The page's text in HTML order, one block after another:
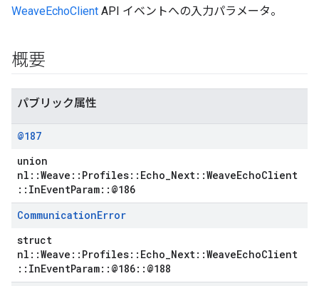
WeaveEchoClient API イベントへの入力パラメータ。
概要
パブリック属性
@187
union
nl::Weave::Profiles::Echo_Next::WeaveEchoClient
::InEventParam::@186
CommunicationError
struct
nl::Weave::Profiles::Echo_Next::WeaveEchoClient
::InEventParam::@186::@188